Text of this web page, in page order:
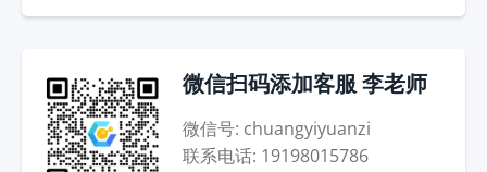
微信扫码添加客服 李老师
微信号: chuangyiyuanzi
联系电话: 19198015786